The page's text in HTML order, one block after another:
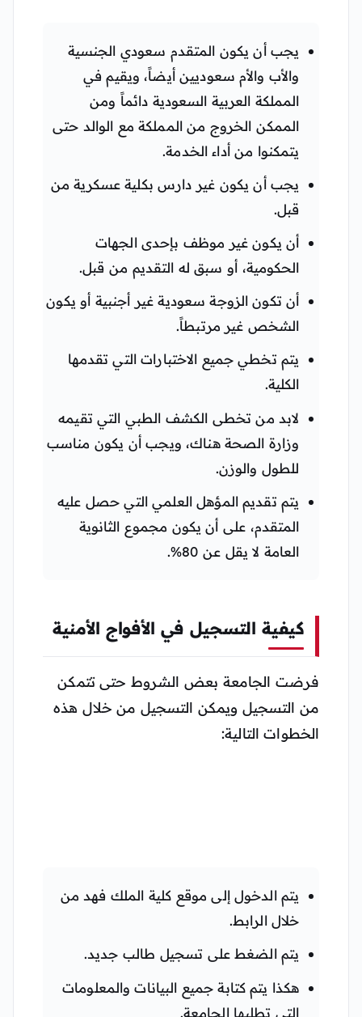
يجب أن يكون المتقدم سعودي الجنسية
والأب والأم سعوديين أيضاً، ويقيم في
المملكة العربية السعودية دائماً ومن
الممكن الخروج من المملكة مع الوالد حتى
يتمكنوا من أداء الخدمة.
يجب أن يكون غير دارس بكلية عسكرية من
قبل.
أن يكون غير موظف بإحدى الجهات
الحكومية، أو سبق له التقديم من قبل.
أن تكون الزوجة سعودية غير أجنبية أو يكون
الشخص غير مرتبطاً.
يتم تخطي جميع الاختبارات التي تقدمها
الكلية.
لابد من تخطى الكشف الطبي التي تقيمه
وزارة الصحة هناك، ويجب أن يكون مناسب
للطول والوزن.
يتم تقديم المؤهل العلمي التي حصل عليه
المتقدم، على أن يكون مجموع الثانوية
العامة لا يقل عن 80%.
كيفية التسجيل في الأفواج الأمنية
فرضت الجامعة بعض الشروط حتى تتمكن
من التسجيل ويمكن التسجيل من خلال هذه
الخطوات التالية:
يتم الدخول إلى موقع كلية الملك فهد من
خلال الرابط.
يتم الضغط على تسجيل طالب جديد.
هكذا يتم كتابة جميع البيانات والمعلومات
التي تطلبها الجامعة.